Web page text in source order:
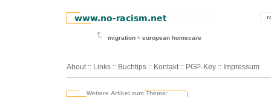
migration european homecare
About :: Links :: Buchtips :: Kontakt :: PGP-Key :: Impressum
Weitere Artikel zum Thema: